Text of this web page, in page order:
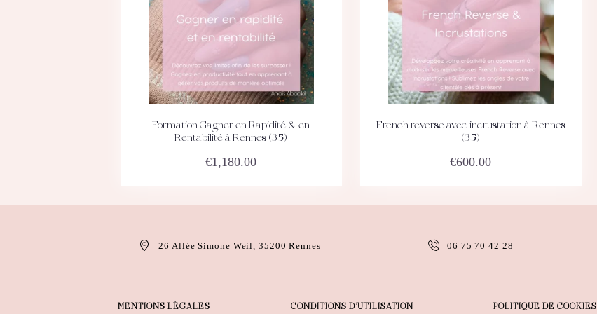
ACHETEZ DÉTAILS
Formation Gagner en Rapidité & en
Rentabilité à Rennes (35)
€1,180.00
ACHETEZ DÉTAILS
French reverse avec incrustation à Rennes
(35)
€600.00
26 Allée Simone Weil, 35200 Rennes 06 75 70 42 28
MENTIONS LÉGALES CONDITIONS D’UTILISATION POLITIQUE DE COOKIES